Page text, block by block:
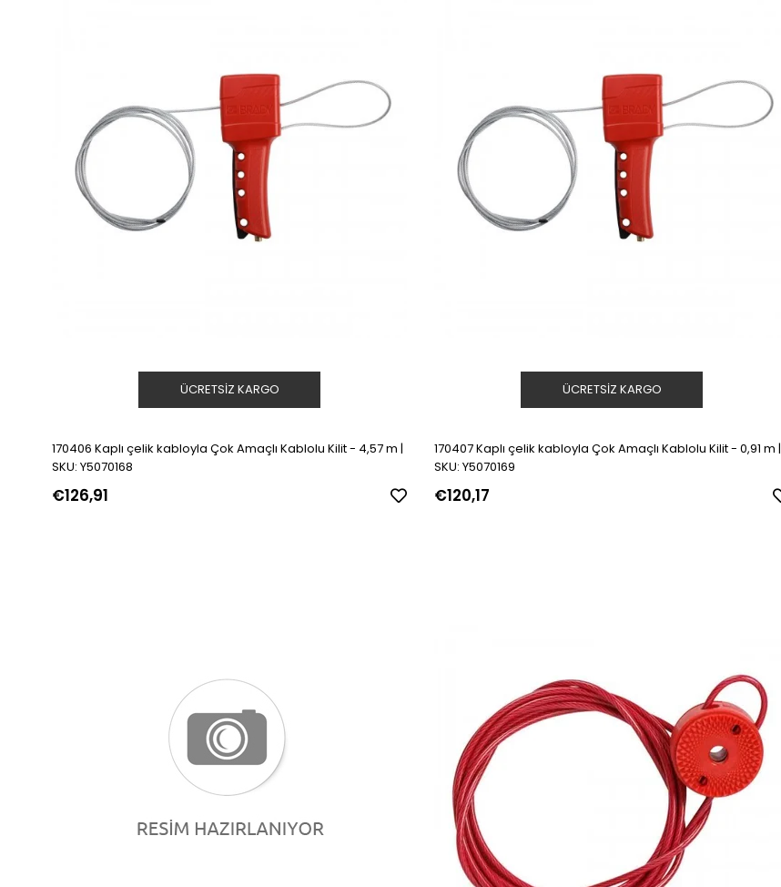
170406 Kaplı çelik kabloyla Çok Amaçlı Kablolu Kilit - 4,57 m |
SKU: Y5070168
€126,91
ÜCRETSIZ KARGO
170407 Kaplı çelik kabloyla Çok Amaçlı Kablolu Kilit - 0,91 m |
SKU: Y5070169
€120,17
ÜCRETSIZ KARGO